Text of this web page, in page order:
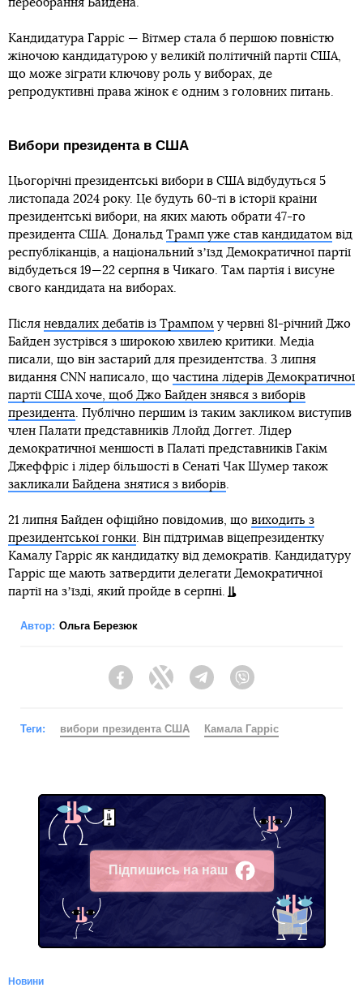
переобрання Байдена.
Кандидатура Гарріс — Вітмер стала б першою повністю
жіночою кандидатурою у великій політичній партії США,
що може зіграти ключову роль у виборах, де
репродуктивні права жінок є одним з головних питань.
Вибори президента в США
Цьогорічні президентські вибори в США відбудуться 5
листопада 2024 року. Це будуть 60-ті в історії країни
президентські вибори, на яких мають обрати 47-го
президента США. Дональд Трамп уже став кандидатом від
республіканців, а національний зʼїзд Демократичної партії
відбудеться 19—22 серпня в Чикаго. Там партія і висуне
свого кандидата на виборах.
Після невдалих дебатів із Трампом у червні 81-річний Джо
Байден зустрівся з широкою хвилею критики. Медіа
писали, що він застарий для президентства. 3 липня
видання CNN написало, що частина лідерів Демократичної
партії США хоче, щоб Джо Байден знявся з виборів
президента . Публічно першим із таким закликом виступив
член Палати представників Ллойд Доггет. Лідер
демократичної меншості в Палаті представників Гакім
Джеффріс і лідер більшості в Сенаті Чак Шумер також
закликали Байдена знятися з виборів
21 липня Байден офіційно повідомив, що виходить з
президентської гонки . Він підтримав віцепрезидентку
Камалу Гарріс як кандидатку від демократів. Кандидатуру
Гарріс ще мають затвердити делегати Демократичної
партії на зʼїзді, який пройде в серпні.
Автор: Ольга Березюк
FacebookTwitter Telegram
Теги: вибори президента США Камала Гарріс
Підпишись на наш
Facebook
Новини